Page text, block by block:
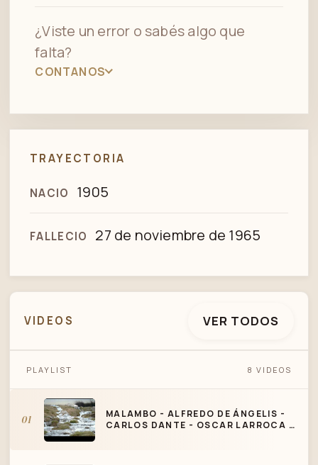
¿Viste un error o sabés algo que
falta?
CONTANOS
TRAYECTORIA
NACIO 1905
FALLECIO 27 de noviembre de 1965
VIDEOS VER TODOS
CARLOS DANTE - OSCAR LARROCA - CON
PLAYLIST 8 VIDEOS
01
MALAMBO - ALFREDO DE ÁNGELIS -
CARLOS DANTE - OSCAR LARROCA -